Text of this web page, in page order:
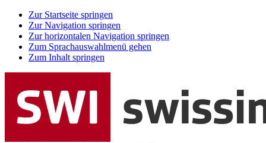
Zur Startseite springen
Zur Navigation springen
Zur horizontalen Navigation springen
Zum Sprachauswahlmenü gehen
Zum Inhalt springen